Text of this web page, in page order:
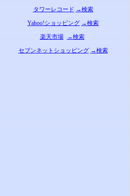
タワーレコード →検索
Yahoo!ショッピング →検索
楽天市場
→検索
セブンネットショッピング →検索